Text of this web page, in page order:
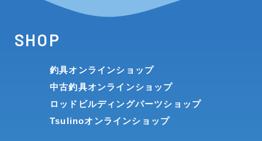
SHOP
釣具オンラインショップ
中古釣具オンラインショップ
ロッドビルディングパーツショップ
Tsulinoオンラインショップ